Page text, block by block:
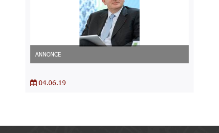
ANNONCE
04.06.19